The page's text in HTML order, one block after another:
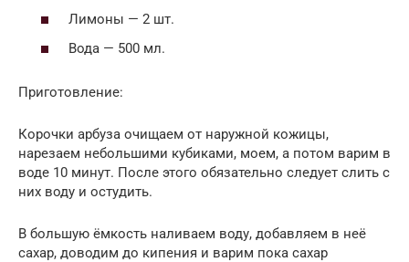
Лимоны — 2 шт.
Вода — 500 мл.
Приготовление:
Корочки арбуза очищаем от наружной кожицы,
нарезаем небольшими кубиками, моем, а потом варим в
воде 10 минут. После этого обязательно следует слить с
них воду и остудить.
В большую ёмкость наливаем воду, добавляем в неё
сахар, доводим до кипения и варим пока сахар